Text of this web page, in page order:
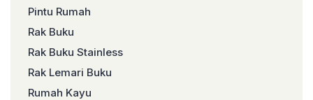
Pintu Rumah
Rak Buku
Rak Buku Stainless
Rak Lemari Buku
Rumah Kayu